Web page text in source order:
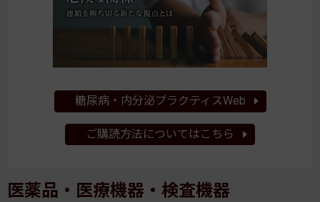
糖尿病・内分泌プラクティスWeb
ご購読方法についてはこちら
医薬品・医療機器・検査機器